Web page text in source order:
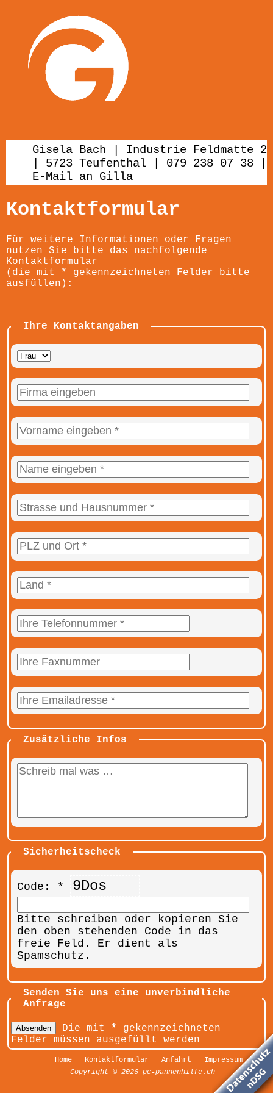
Gisela Bach | Industrie Feldmatte 2
| 5723 Teufenthal | 079 238 07 38 |
E-Mail an Gilla
Kontaktformular
Für weitere Informationen oder Fragen
nutzen Sie bitte das nachfolgende
Kontaktformular
(die mit * gekennzeichneten Felder bitte
ausfüllen):
Ihre Kontaktangaben
Zusätzliche Infos
Sicherheitscheck
Code: * 9Dos
Bitte schreiben oder kopieren Sie
den oben stehenden Code in das
freie Feld. Er dient als
Spamschutz.
Senden Sie uns eine unverbindliche
Anfrage
Absenden Die mit *
gekennzeichneten
Felder müssen ausgefüllt werden
Home Kontaktformular Anfahrt
Impressum
Copyright © 2026 pc-pannenhilfe.ch